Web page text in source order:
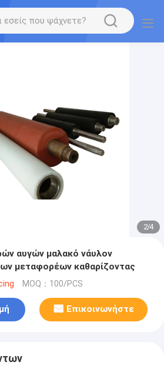
2/4
αυγών μαλακό νάυλον
μεταφορέων καθαρίζοντας
MOQ：100/PCS
Επικοινωνήστε